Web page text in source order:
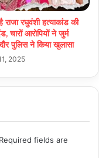
राजा रघुवंशी हत्याकांड की
चारों आरोपियों ने जुर्म
पुलिस ने किया खुलासा
2025
Required fields are